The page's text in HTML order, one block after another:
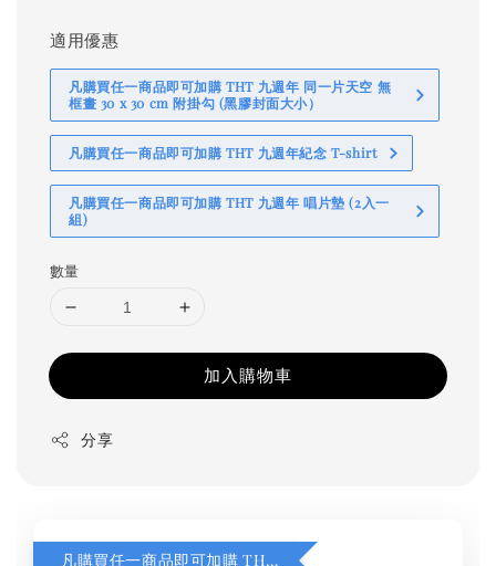
適用優惠
凡購買任一商品即可加購 THT 九週年 同一片天空 無
框畫 30 x 30 cm 附掛勾 (黑膠封面大小）
凡購買任一商品即可加購 THT 九週年紀念 T-shirt
凡購買任一商品即可加購 THT 九週年 唱片墊 (2入一
組)
數量
加入購物車
分享
凡購買任一商品即可加購 THT 九週年 同一片天空 無框畫 30 x 30 cm 附掛勾 (黑膠封面大小）